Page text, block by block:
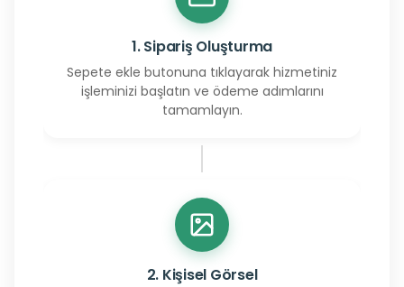
1. Sipariş Oluşturma
Sepete ekle butonuna tıklayarak hizmetiniz
işleminizi başlatın ve ödeme adımlarını
tamamlayın.
2. Kişisel Görsel